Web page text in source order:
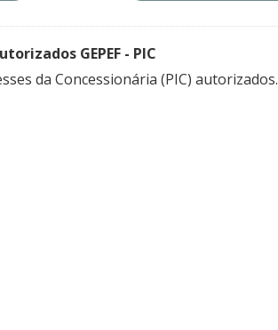
GEPEF - PIC
da Concessionária (PIC) autorizados.